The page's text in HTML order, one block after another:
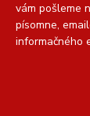
vám pošleme
písomne,
informačného